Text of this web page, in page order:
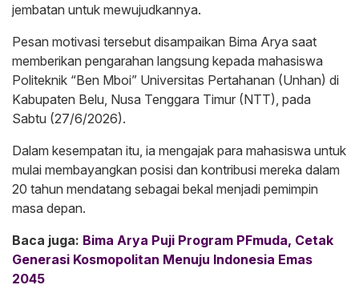
jembatan untuk mewujudkannya.
​Pesan motivasi tersebut disampaikan Bima Arya saat
memberikan pengarahan langsung kepada mahasiswa
Politeknik “Ben Mboi” Universitas Pertahanan (Unhan) di
Kabupaten Belu, Nusa Tenggara Timur (NTT), pada
Sabtu (27/6/2026).
​Dalam kesempatan itu, ia mengajak para mahasiswa untuk
mulai membayangkan posisi dan kontribusi mereka dalam
20 tahun mendatang sebagai bekal menjadi pemimpin
masa depan.
Baca juga: Bima Arya Puji Program PFmuda, Cetak
Generasi Kosmopolitan Menuju Indonesia Emas
2045